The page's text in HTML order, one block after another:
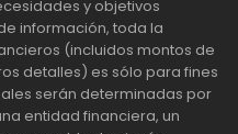
y objetivos
información, toda la
(incluidos montos de
detalles) es sólo para fines
serán determinadas por
entidad financiera, un